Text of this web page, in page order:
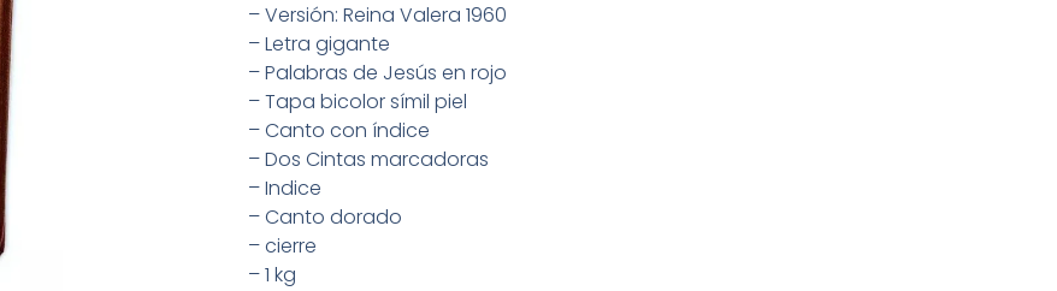
– Versión: Reina Valera 1960
– Letra gigante
– Palabras de Jesús en rojo
– Tapa bicolor símil piel
– Canto con índice
– Dos Cintas marcadoras
– Indice
– Canto dorado
– cierre
– 1 kg